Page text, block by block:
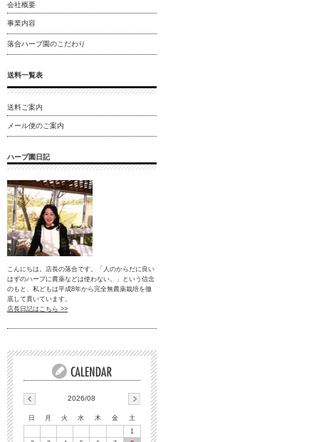
会社概要
事業内容
落合ハーブ園のこだわり
送料一覧表
送料ご案内
メール便のご案内
ハーブ園日記
こんにちは。店長の落合です。「人のからだに良い
はずのハーブに農薬などは使わない。」という信念
のもと、私どもは平成8年から完全無農薬栽培を徹
底して貫いています。
店長日記はこちら >>
2026/08
日 月 火 水 木 金
土
1